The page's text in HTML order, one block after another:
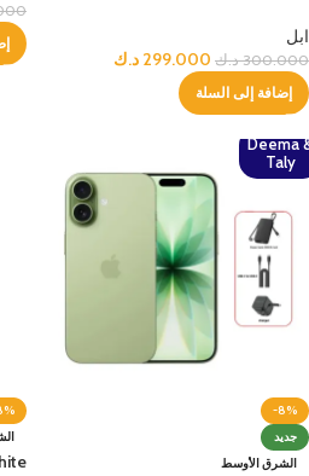
ابل
300.000 د.ك 299.000 د.ك
إضافة إلى السلة
Deema
Taly
-8%
جديد
الشرق الأوسط